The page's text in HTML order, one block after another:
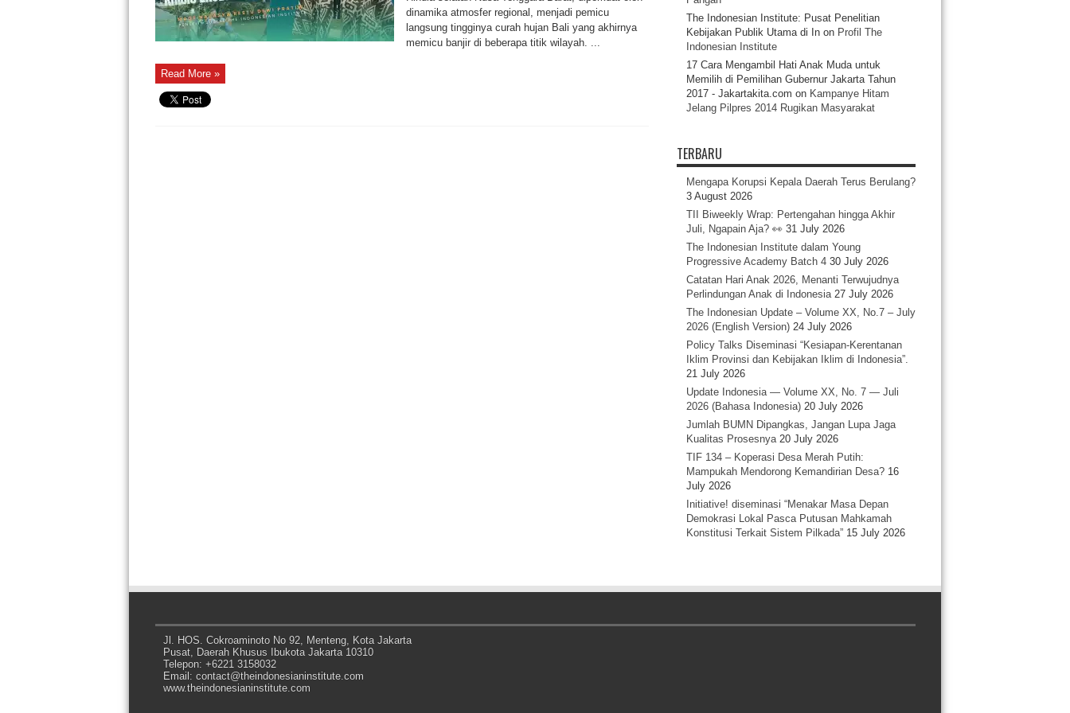
dinamika atmosfer regional, menjadi pemicu
langsung tingginya curah hujan Bali yang akhirnya
memicu banjir di beberapa titik wilayah. ...
Read More »
The Indonesian Institute: Pusat Penelitian
Kebijakan Publik Utama di Inon Profil The
Indonesian Institute
17 Cara Mengambil Hati Anak Muda untuk
Memilih di Pemilihan Gubernur Jakarta Tahun
2017 - Jakartakita.com on Kampanye Hitam
Jelang Pilpres 2014 Rugikan Masyarakat
TERBARU
Mengapa Korupsi Kepala Daerah Terus Berulang?
3 August 2026
TII Biweekly Wrap: Pertengahan hingga Akhir
Juli, Ngapain Aja? 👀 31 July 2026
The Indonesian Institute dalam Young
Progressive Academy Batch 4 30 July 2026
Catatan Hari Anak 2026, Menanti Terwujudnya
Perlindungan Anak di Indonesia 27 July 2026
The Indonesian Update – Volume XX, No.7 – July
2026 (English Version) 24 July 2026
Policy Talks Diseminasi “Kesiapan-Kerentanan
Iklim Provinsi dan Kebijakan Iklim di Indonesia”.
21 July 2026
Update Indonesia — Volume XX, No. 7 — Juli
2026 (Bahasa Indonesia) 20 July 2026
Jumlah BUMN Dipangkas, Jangan Lupa Jaga
Kualitas Prosesnya 20 July 2026
TIF 134 – Koperasi Desa Merah Putih:
Mampukah Mendorong Kemandirian Desa? 16
July 2026
Initiative! diseminasi “Menakar Masa Depan
Demokrasi Lokal Pasca Putusan Mahkamah
Konstitusi Terkait Sistem Pilkada” 15 July 2026
Jl. HOS. Cokroaminoto No 92, Menteng, Kota Jakarta
Pusat, Daerah Khusus Ibukota Jakarta 10310
Telepon: +6221 3158032
Email: contact@theindonesianinstitute.com
www.theindonesianinstitute.com